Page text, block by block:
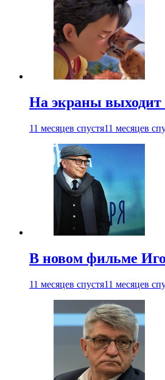
На экраны
11 месяцев спустя11 месяцев
В новом фильме
11 месяцев спустя11 месяцев